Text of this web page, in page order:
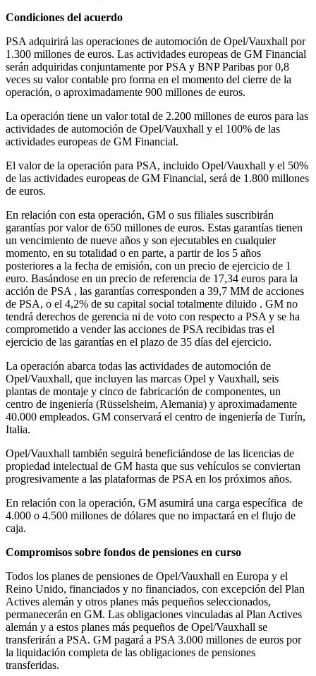
Condiciones del acuerdo
PSA adquirirá las operaciones de automoción de Opel/Vauxhall por
1.300 millones de euros. Las actividades europeas de GM Financial
serán adquiridas conjuntamente por PSA y BNP Paribas por 0,8
veces su valor contable pro forma en el momento del cierre de la
operación, o aproximadamente 900 millones de euros.
La operación tiene un valor total de 2.200 millones de euros para las
actividades de automoción de Opel/Vauxhall y el 100% de las
actividades europeas de GM Financial.
El valor de la operación para PSA, incluido Opel/Vauxhall y el 50%
de las actividades europeas de GM Financial, será de 1.800 millones
de euros.
En relación con esta operación, GM o sus filiales suscribirán
garantías por valor de 650 millones de euros. Estas garantías tienen
un vencimiento de nueve años y son ejecutables en cualquier
momento, en su totalidad o en parte, a partir de los 5 años
posteriores a la fecha de emisión, con un precio de ejercicio de 1
euro. Basándose en un precio de referencia de 17,34 euros para la
acción de PSA , las garantías corresponden a 39,7 MM de acciones
de PSA, o el 4,2% de su capital social totalmente diluido . GM no
tendrá derechos de gerencia ni de voto con respecto a PSA y se ha
comprometido a vender las acciones de PSA recibidas tras el
ejercicio de las garantías en el plazo de 35 días del ejercicio.
La operación abarca todas las actividades de automoción de
Opel/Vauxhall, que incluyen las marcas Opel y Vauxhall, seis
plantas de montaje y cinco de fabricación de componentes, un
centro de ingeniería (Rüsselsheim, Alemania) y aproximadamente
40.000 empleados. GM conservará el centro de ingeniería de Turín,
Italia.
Opel/Vauxhall también seguirá beneficiándose de las licencias de
propiedad intelectual de GM hasta que sus vehículos se conviertan
progresivamente a las plataformas de PSA en los próximos años.
En relación con la operación, GM asumirá una carga específica de
4.000 o 4.500 millones de dólares que no impactará en el flujo de
caja.
Compromisos sobre fondos de pensiones en curso
Todos los planes de pensiones de Opel/Vauxhall en Europa y el
Reino Unido, financiados y no financiados, con excepción del Plan
Actives alemán y otros planes más pequeños seleccionados,
permanecerán en GM. Las obligaciones vinculadas al Plan Actives
alemán y a estos planes más pequeños de Opel/Vauxhall se
transferirán a PSA. GM pagará a PSA 3.000 millones de euros por
la liquidación completa de las obligaciones de pensiones
transferidas.